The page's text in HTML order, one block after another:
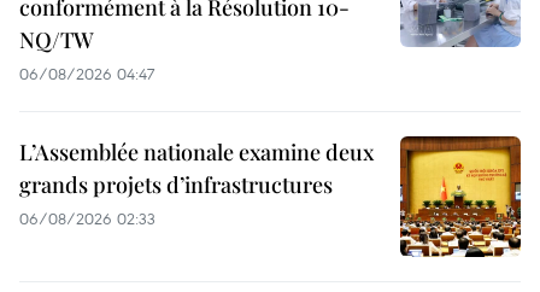
conformément à la Résolution 10-
NQ/TW
06/08/2026 04:47
L’Assemblée nationale examine deux
grands projets d’infrastructures
06/08/2026 02:33